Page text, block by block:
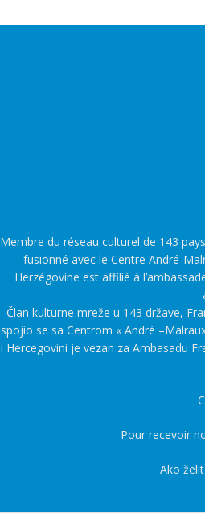
Membre du réseau culturel de 143
fusionné avec le Centre André-
Herzégovine est affilié à
Član kulturne mreže u 143 države,
spojio se sa Centrom « André
i Hercegovini je vezan za Ambasadu
Pour recevoir
Ako